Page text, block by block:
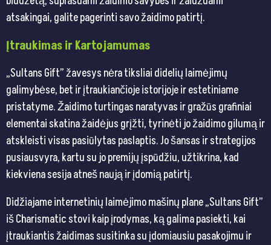
atsakingai, galite pagerinti savo žaidimo patirtį.
Įtraukimas ir Kartojamumas
„Sultans Gift” žavesys nėra tiksliai didelių laimėjimų
galimybėse, bet ir įtraukiančioje istorijoje ir estetiniame
pristatyme. Žaidimo turtingas naratyvas ir gražūs grafiniai
elementai skatina žaidėjus grįžti, tyrinėti jo žaidimo gilumą ir
atskleisti visas pasiūlytas paslaptis. Jo šansas ir strategijos
pusiausvyra, kartu su jo premijų įspūdžiu, užtikrina, kad
kiekviena sesija atneš naują ir įdomią patirtį.
Didžiajame internetinių laimėjimo mašinų plane „Sultans Gift”
iš Charismatic stovi kaip įrodymas, ką galima pasiekti, kai
įtraukiantis žaidimas susitinka su įdomiausiu pasakojimu ir